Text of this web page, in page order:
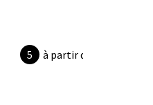
à partir de